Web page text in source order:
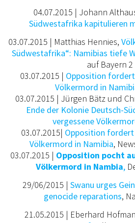
04.07.2015 | Johann
Südwestafrika kapitulieren
03.07.2015 | Matthias Hennies,
Südwestafrika“: Namibias tiefe
auf Bayern 2
03.07.2015 | Opposition
Völkermord in
03.07.2015 | Jürgen Bätz und
Ende der Kolonie Deutsch-
vergessene
03.07.2015| Opposition fordert
Völkermord in Namibia,
03.07.2015 | Opposition pocht
Völkermord in Nambia,
29/06/2015 | Swanu urges
genocide reparations,
21.05.2015 | Eberhard